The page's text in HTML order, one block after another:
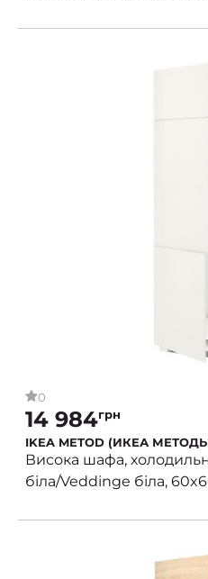
0
14 984грн
IKEA METOD (ИКЕА
Висока шафа,
біла/Veddinge біла,